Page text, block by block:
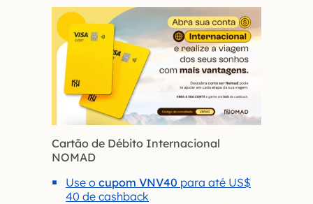
Cartão de Débito Internacional
NOMAD
Use o cupom VNV40 para até US$
40 de cashback